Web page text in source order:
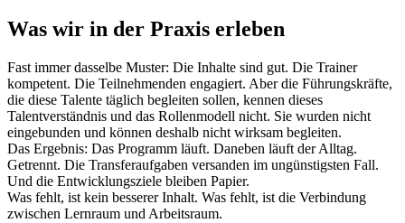
Was wir in der Praxis erleben
Fast immer dasselbe Muster: Die Inhalte sind gut. Die Trainer
kompetent. Die Teilnehmenden engagiert. Aber die Führungskräfte,
die diese Talente täglich begleiten sollen, kennen dieses
Talentverständnis und das Rollenmodell nicht. Sie wurden nicht
eingebunden und können deshalb nicht wirksam begleiten.
Das Ergebnis: Das Programm läuft. Daneben läuft der Alltag.
Getrennt. Die Transferaufgaben versanden im ungünstigsten Fall.
Und die Entwicklungsziele bleiben Papier.
Was fehlt, ist kein besserer Inhalt. Was fehlt, ist die Verbindung
zwischen Lernraum und Arbeitsraum.